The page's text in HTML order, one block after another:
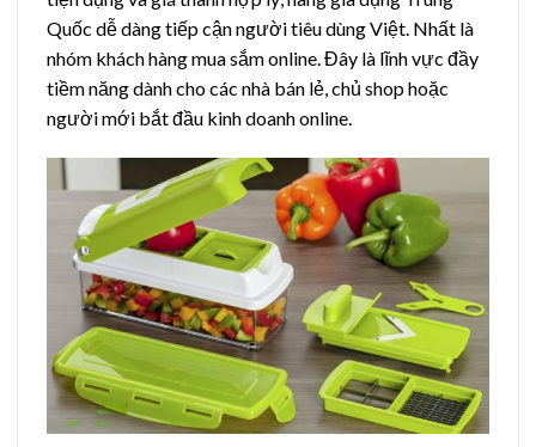
Quốc dễ dàng tiếp cận người tiêu dùng Việt. Nhất là
nhóm khách hàng mua sắm online. Đây là lĩnh vực đầy
tiềm năng dành cho các nhà bán lẻ, chủ shop hoặc
người mới bắt đầu kinh doanh online.